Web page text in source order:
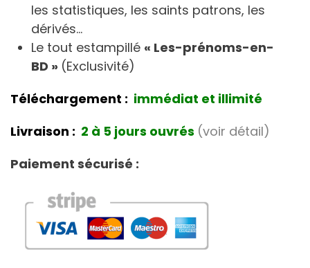
les statistiques, les saints patrons, les
dérivés…
Le tout estampillé « Les-prénoms-en-
BD » (Exclusivité)
Téléchargement : immédiat et illimité
Livraison : 2 à 5 jours ouvrés (voir détail)
Paiement sécurisé :